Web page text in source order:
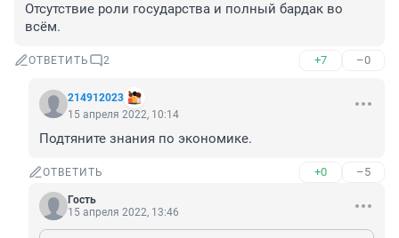
Отсутствие роли государства и полный бардак во
всём.
ОТВЕТИТЬ 2 +7 –0
214912023
15 апреля 2022, 10:14
Подтяните знания по экономике.
ОТВЕТИТЬ +0 –5
Гость
15 апреля 2022, 13:46